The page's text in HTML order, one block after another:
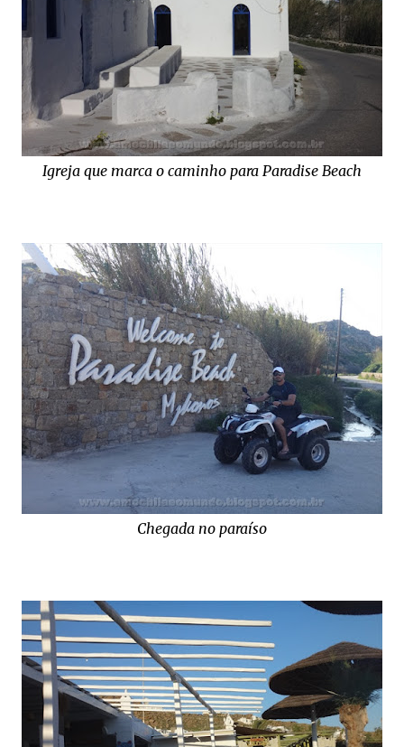
Igreja que marca o caminho para Paradise Beach
Chegada no paraíso